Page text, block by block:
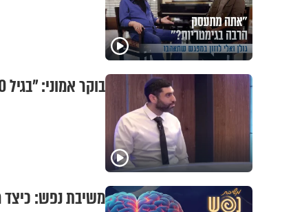
בוקר אמוני: "בגיל 40 אבא שלי החליט לחזור בתשובה"
משיבת נפש: כיצד